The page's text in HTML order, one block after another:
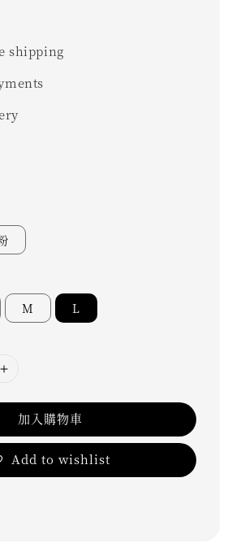
shipping
M L
加入購物車
Add to wishlist